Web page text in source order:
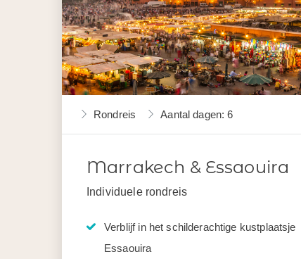
Rondreis Aantal dagen: 6
Marrakech & Essaouira
Individuele rondreis
Verblijf in het schilderachtige kustplaatsje
Essaouira